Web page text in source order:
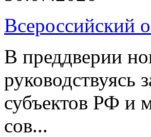
Всероссийский
В преддверии
руководствуясь
субъектов РФ и
сов...